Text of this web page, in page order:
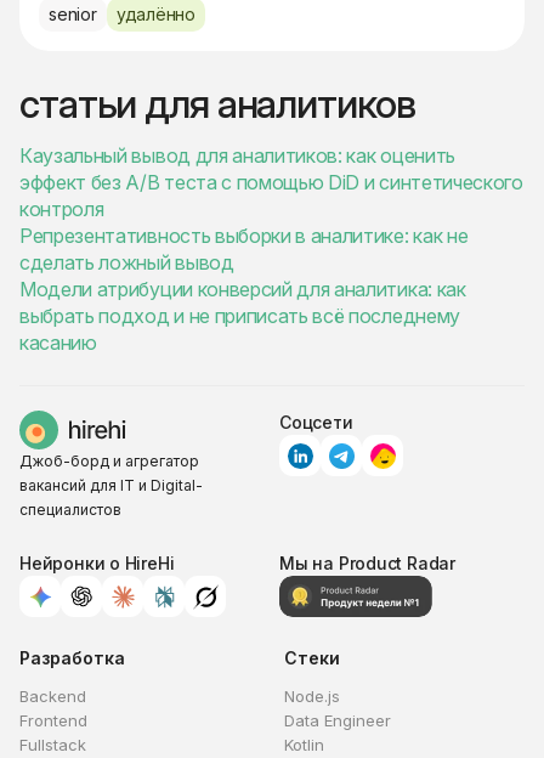
senior удалённо
статьи для аналитиков
Каузальный вывод для аналитиков: как оценить
эффект без A/B теста с помощью DiD и синтетического
контроля
Репрезентативность выборки в аналитике: как не
сделать ложный вывод
Модели атрибуции конверсий для аналитика: как
выбрать подход и не приписать всё последнему
касанию
Джоб-борд и агрегатор
вакансий для IT и Digital-
специалистов
Соцсети
Нейронки о HireHi Мы на Product Radar
Разработка
Backend
Frontend
Fullstack
Стеки
Node.js
Data Engineer
Kotlin